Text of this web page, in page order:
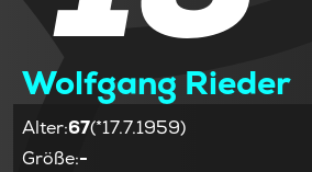
Wolfgang Rieder
Alter:67(*17.7.1959)
Größe:-